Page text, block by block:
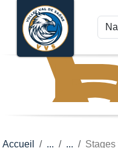
Accueil
Panneau de gestion des